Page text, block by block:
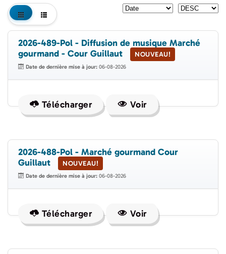
2026-489-Pol - Diffusion de musique Marché
gourmand - Cour Guillaut
NOUVEAU!
Date de dernière mise à jour: 06-08-2026
Télécharger Voir
2026-488-Pol - Marché gourmand Cour
Guillaut
NOUVEAU!
Date de dernière mise à jour: 06-08-2026
Télécharger Voir